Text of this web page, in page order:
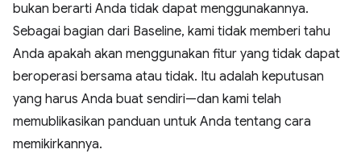
bukan berarti Anda tidak dapat menggunakannya.
Sebagai bagian dari Baseline, kami tidak memberi tahu
Anda apakah akan menggunakan fitur yang tidak dapat
beroperasi bersama atau tidak. Itu adalah keputusan
yang harus Anda buat sendiri—dan kami telah
memublikasikan panduan untuk Anda tentang cara
memikirkannya.